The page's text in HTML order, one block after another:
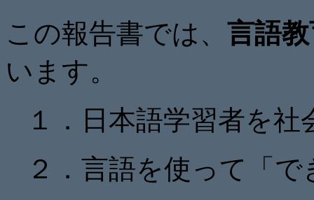
この報告書では、 言語
います。
１．日本語学習者を
２．言語を使って「